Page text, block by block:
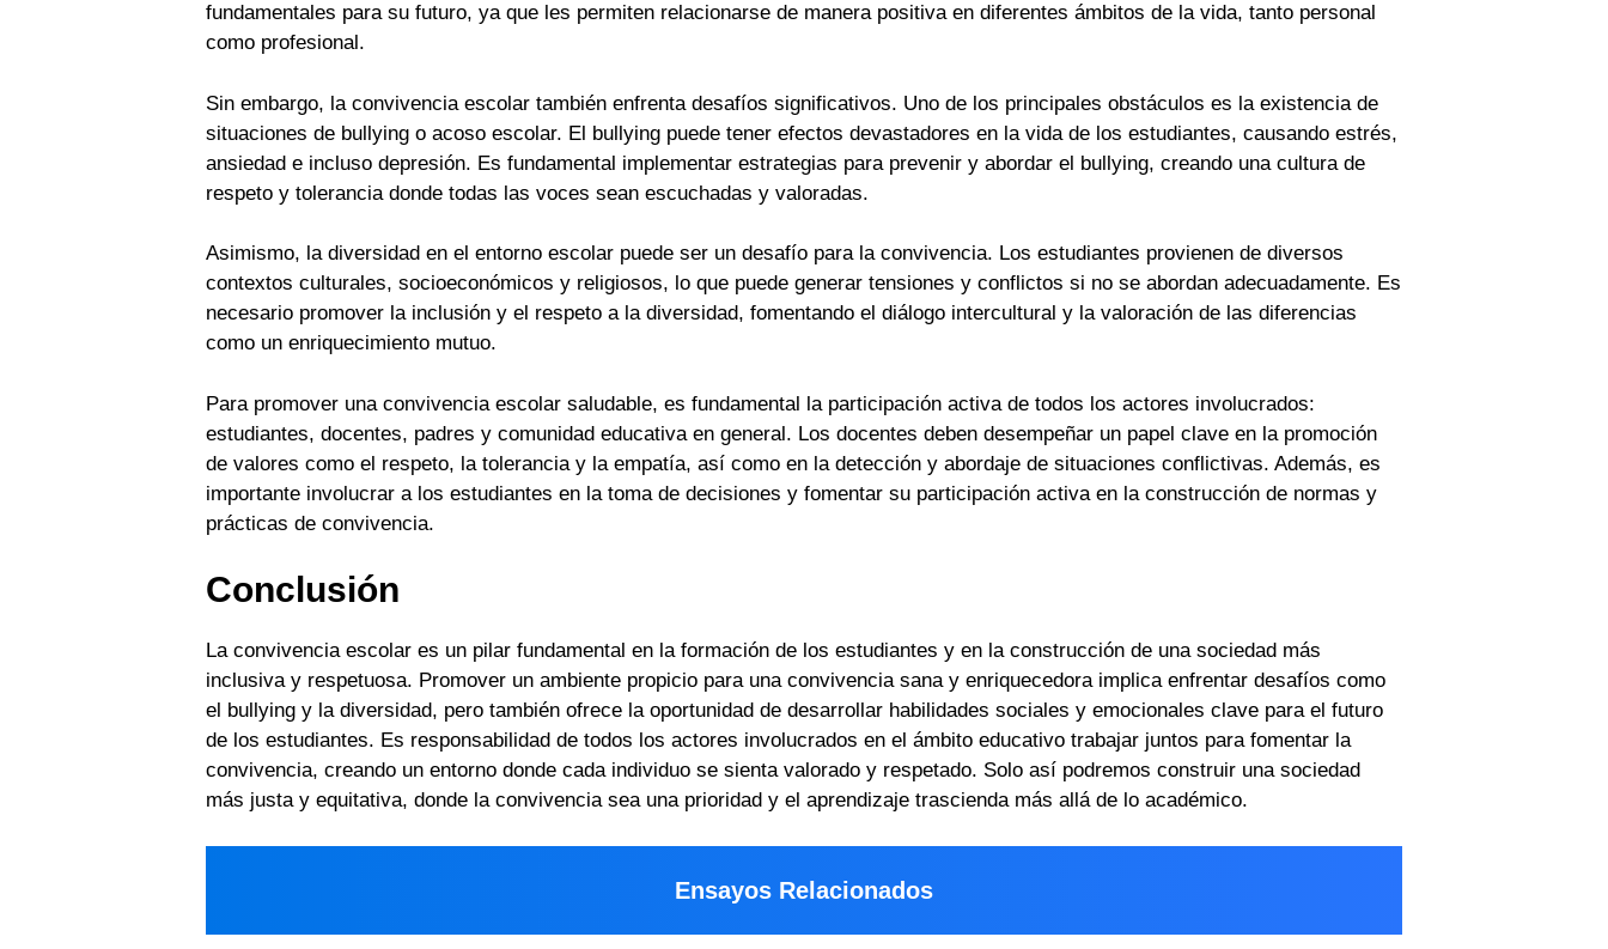
fundamentales para su futuro, ya que les permiten relacionarse de manera positiva en diferentes ámbitos de la vida, tanto personal
como profesional.
Sin embargo, la convivencia escolar también enfrenta desafíos significativos. Uno de los principales obstáculos es la existencia de
situaciones de bullying o acoso escolar. El bullying puede tener efectos devastadores en la vida de los estudiantes, causando estrés,
ansiedad e incluso depresión. Es fundamental implementar estrategias para prevenir y abordar el bullying, creando una cultura de
respeto y tolerancia donde todas las voces sean escuchadas y valoradas.
Asimismo, la diversidad en el entorno escolar puede ser un desafío para la convivencia. Los estudiantes provienen de diversos
contextos culturales, socioeconómicos y religiosos, lo que puede generar tensiones y conflictos si no se abordan adecuadamente. Es
necesario promover la inclusión y el respeto a la diversidad, fomentando el diálogo intercultural y la valoración de las diferencias
como un enriquecimiento mutuo.
Para promover una convivencia escolar saludable, es fundamental la participación activa de todos los actores involucrados:
estudiantes, docentes, padres y comunidad educativa en general. Los docentes deben desempeñar un papel clave en la promoción
de valores como el respeto, la tolerancia y la empatía, así como en la detección y abordaje de situaciones conflictivas. Además, es
importante involucrar a los estudiantes en la toma de decisiones y fomentar su participación activa en la construcción de normas y
prácticas de convivencia.
Conclusión
La convivencia escolar es un pilar fundamental en la formación de los estudiantes y en la construcción de una sociedad más
inclusiva y respetuosa. Promover un ambiente propicio para una convivencia sana y enriquecedora implica enfrentar desafíos como
el bullying y la diversidad, pero también ofrece la oportunidad de desarrollar habilidades sociales y emocionales clave para el futuro
de los estudiantes. Es responsabilidad de todos los actores involucrados en el ámbito educativo trabajar juntos para fomentar la
convivencia, creando un entorno donde cada individuo se sienta valorado y respetado. Solo así podremos construir una sociedad
más justa y equitativa, donde la convivencia sea una prioridad y el aprendizaje trascienda más allá de lo académico.
Ensayos Relacionados